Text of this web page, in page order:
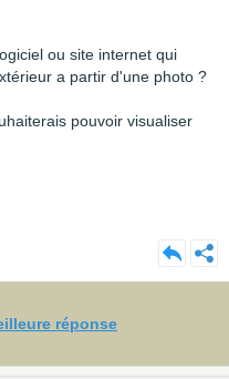
ou site internet qui
a partir d'une photo ?
pouvoir visualiser
réponse